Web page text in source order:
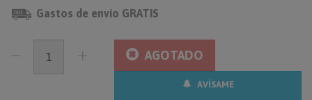
Gastos de envío GRATIS
AGOTADO
AVÍSAME